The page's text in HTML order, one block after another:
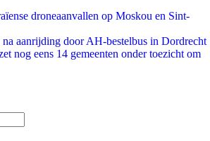
droneaanvallen op Moskou en Sint-
aanrijding door AH-bestelbus in Dordrecht
nog eens 14 gemeenten onder toezicht om